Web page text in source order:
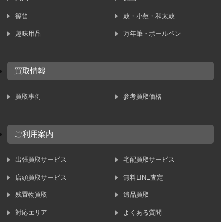
篠笛 鼓・小鼓・和太鼓
趣味用品 万年筆・ボールペン
買取情報
買取事例 参考買取価格
ご利用案内
出張買取サービス 宅配買取サービス
店頭買取サービス 無料LINE査定
残置物買取 遺品買取
対応エリア よくある質問